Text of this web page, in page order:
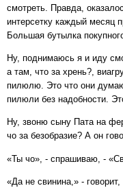
смотреть. Правда,
интерсетку каждый месяц
Большая бутылка
Ну, поднимаюсь я и иду
а там, что за хрень?,
пилюлю. Это что они
пилюли без надобности.
Ну, звоню сыну Пата на
чо за безобразие? А он
«Ты чо», - спрашиваю, -
«Да не свинина,» -